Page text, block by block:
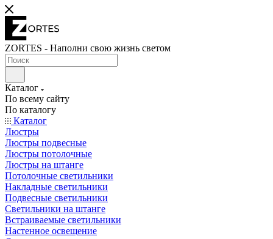
ZORTES - Наполни свою жизнь светом
Каталог
По всему сайту
По каталогу
Каталог
Люстры
Люстры подвесные
Люстры потолочные
Люстры на штанге
Потолочные светильники
Накладные светильники
Подвесные светильники
Светильники на штанге
Встраиваемые светильники
Настенное освещение